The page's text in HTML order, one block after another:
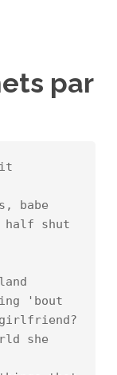
par
it
babe
half shut
'bout
she